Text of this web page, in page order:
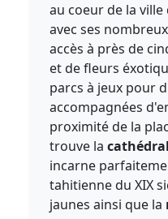
au coeur de la
avec ses
accès à près de
et de fleurs
parcs à jeux pour
accompagnées
proximité de la
trouve la
incarne
tahitienne du XIX
jaunes ainsi que la